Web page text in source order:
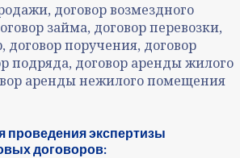
договор возмездного
займа, договор перевозки,
договор поручения, договор
подряда, договор аренды жилого
аренды нежилого помещения
проведения экспертизы
договоров: